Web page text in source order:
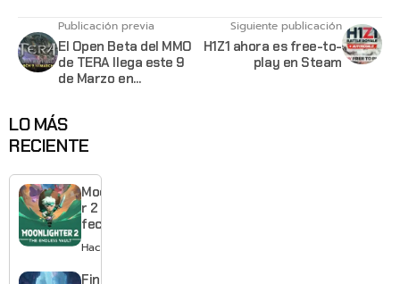
Publicación previa
El Open Beta del MMO
de TERA llega este 9
de Marzo en
Siguiente publicación
H1Z1 ahora es free-to-
play en Steam
LO MÁS
RECIENTE
Moonlighte
r 2 ya tiene
fecha y
puedes
quedarte
gratis con
Hace 8 horas
Final